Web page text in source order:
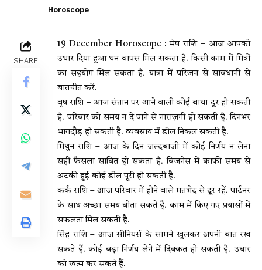
Horoscope
SHARE
19 December Horoscope : मेष राशि – आज आपको
उधार दिया हुआ धन वापस मिल सकता है. किसी काम में मित्रों
का सहयोग मिल सकता है. यात्रा में परिजन से सावधानी से
बातचीत करें.
वृष राशि – आज संतान पर आने वाली कोई बाधा दूर हो सकती
है. परिवार को समय न दे पाने से नाराज़गी हो सकती है. दिनभर
भागदौड़ हो सकती है. व्यवसाय में डील निकल सकती है.
मिथुन राशि – आज के दिन जल्दबाजी में कोई निर्णय न लेना
सही फैसला साबित हो सकता है. बिजनेस में काफी समय से
अटकी हुई कोई डील पूरी हो सकती है.
कर्क राशि – आज परिवार में होने वाले मतभेद से दूर रहें. पार्टनर
के साथ अच्छा समय बीता सकते हैं. काम में किए गए प्रयासों में
सफलता मिल सकती है.
सिंह राशि – आज सीनियर्स के सामने खुलकर अपनी बात रख
सकते हैं. कोई बड़ा निर्णय लेने में दिक्कत हो सकती है. उधार
को खत्म कर सकते हैं.